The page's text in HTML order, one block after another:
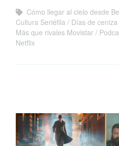
Cómo llegar al cielo desde
Cultura Seriéfila
Días de ceniza
Más que rivales Movistar
Netflix